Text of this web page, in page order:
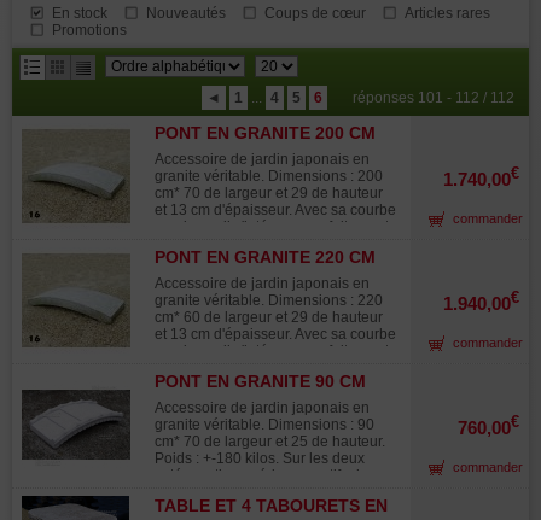
En stock Nouveautés Coups de cœur
Articles rares
Promotions
résultats
par
page
◄ 1 ... 4 5 6 réponses 101 - 112 / 112
PONT EN GRANITE 200 CM
Accessoire de jardin japonais en
granite véritable. Dimensions : 200
cm* 70 de largeur et 29 de hauteur
et 13 cm d'épaisseur. Avec sa courbe
gracieuse il s'intégrera parfaitement
ruisseau. Poids : +- 550 kilos. Nos
éléments de jardin (bassins,
lanternes en granite, pierres et pas
japonais) sont généralement stocké
en extérieur. En effet la patine et
l'aspect ancien ainsi obtenu (lichens
supplémentaire d'authenticité
l'art du jardin japonais traditionnel.
1.740,00€
commander
PONT EN GRANITE 220 CM
Accessoire de jardin japonais en
granite véritable. Dimensions : 220
cm* 60 de largeur et 29 de hauteur
et 13 cm d'épaisseur. Avec sa courbe
gracieuse il s'intégrera parfaitement
ruisseau. Poids : +- 550 kilos. Nos
éléments de jardin (bassins,
lanternes en granite, pierres et pas
japonais) sont généralement stocké
en extérieur. En effet la patine et
l'aspect ancien ainsi obtenu (lichens
supplémentaire d'authenticité
1.940,00€
commander
PONT EN GRANITE 90 CM
Accessoire de jardin japonais en
granite véritable. Dimensions : 90
cm* 70 de largeur et 25 de hauteur.
Poids : +-180 kilos. Sur les deux
cotés partie supérieure motifs de
(bassins, lanternes en granite,
760,00€
commander
TABLE ET 4 TABOURETS EN